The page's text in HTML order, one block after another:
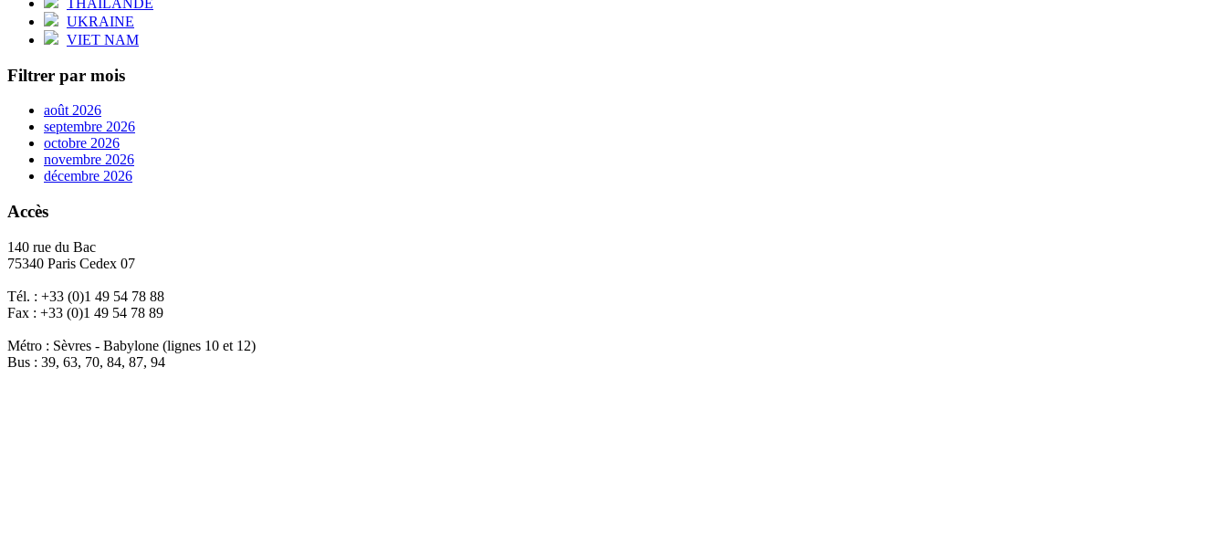
UKRAINE
VIET NAM
Filtrer par mois
août 2026
septembre 2026
octobre 2026
novembre 2026
décembre 2026
Accès
140 rue du Bac
75340 Paris Cedex 07
Tél. : +33 (0)1 49 54 78 88
Fax : +33 (0)1 49 54 78 89
Métro : Sèvres - Babylone (lignes 10 et 12)
Bus : 39, 63, 70, 84, 87, 94